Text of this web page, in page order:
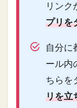
リンク
プリを
自分に
ール内
ちらを
リを立